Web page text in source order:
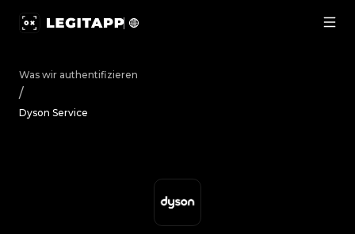
Was wir authentifizieren
/
Dyson Service